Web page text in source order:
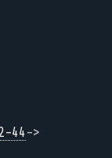
44->